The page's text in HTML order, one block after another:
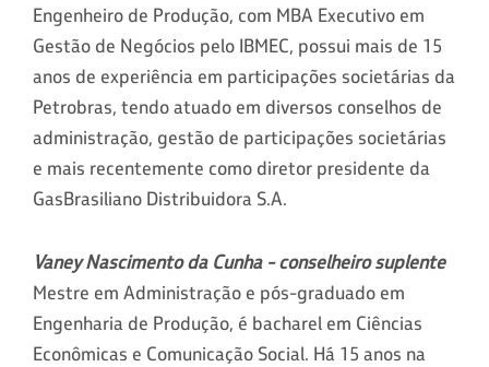
Engenheiro de Produção, com MBA Executivo em
Gestão de Negócios pelo IBMEC, possui mais de 15
anos de experiência em participações societárias da
Petrobras, tendo atuado em diversos conselhos de
administração, gestão de participações societárias
e mais recentemente como diretor presidente da
GasBrasiliano Distribuidora S.A.
Vaney Nascimento da Cunha - conselheiro suplente
Mestre em Administração e pós-graduado em
Engenharia de Produção, é bacharel em Ciências
Econômicas e Comunicação Social. Há 15 anos na